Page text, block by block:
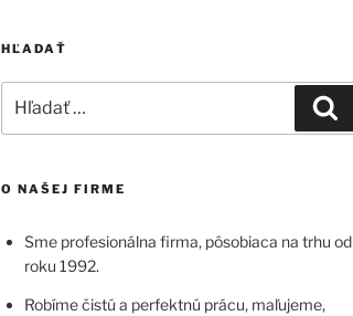
HĽADAŤ
O NAŠEJ FIRME
Sme profesionálna firma, pôsobiaca na trhu od
roku 1992.
Robíme čistú a perfektnú prácu, maľujeme,